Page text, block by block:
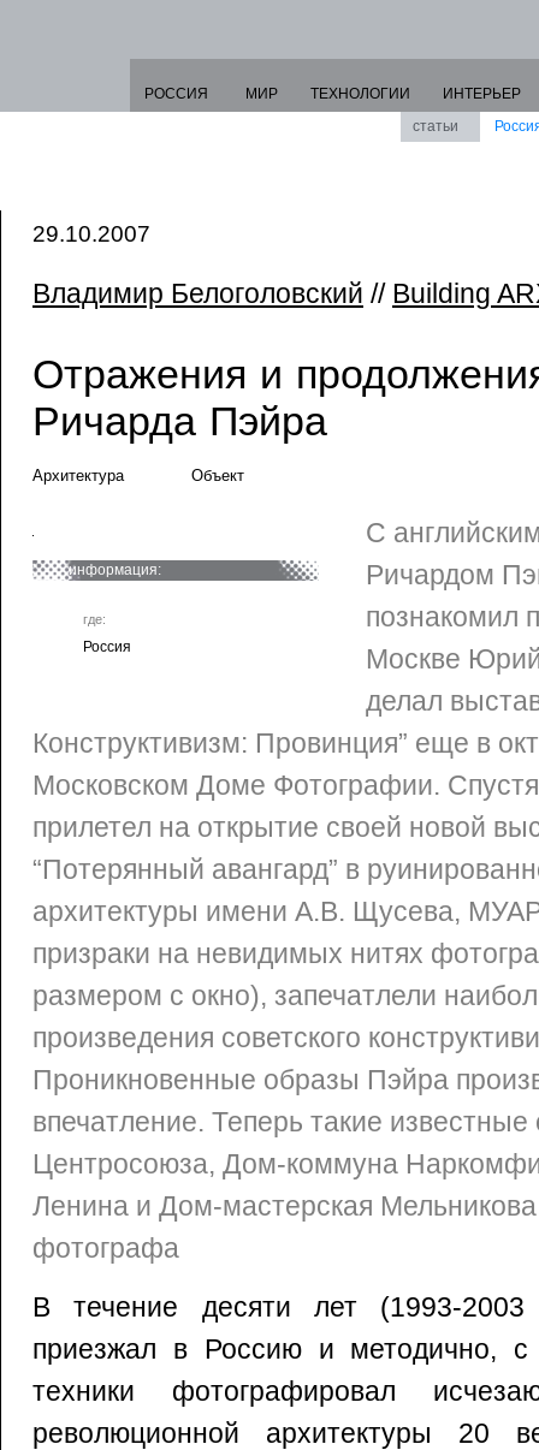
РОССИЯ МИР ТЕХНОЛОГИИ
ИНТЕРЬЕР
статьи
29.10.2007
Владимир Белоголовский // Building
Отражения и
Ричарда Пэйра
Архитектура Объект
информация:
где:
Россия
С
Ричардом
познакомил
Москве
делал
Конструктивизм: Провинция” еще в
Московском Доме Фотографии. Спустя
прилетел на открытие своей новой
“Потерянный авангард” в
архитектуры имени А.В. Щусева,
призраки на невидимых нитях
размером с окно), запечатлели
произведения советского
Проникновенные образы Пэйра
впечатление. Теперь такие
Центросоюза, Дом-коммуна
Ленина и Дом-мастерская
фотографа
В течение десяти лет (1993-2003
приезжал в Россию и методично,
техники фотографировал
революционной архитектуры 20